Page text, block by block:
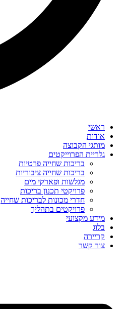
ראשי
אודות
מותגי הקבוצה
גלריית הפרוייקטים
בריכות שחייה פרטיות
בריכות שחייה ציבוריות
מגלשות ופארקי מים
פרויקטי תכנון בריכות
חדרי מכונות לבריכות שחייה
פרויקטים בתהליך
מידע מקצועי
בלוג
קריירה
צור קשר